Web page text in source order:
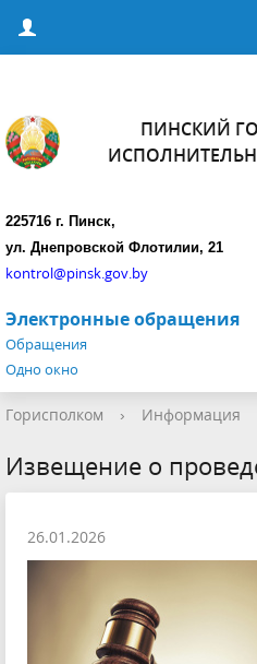
ПИНСКИЙ
225716 г. Пинск,
ул. Днепровской Флотилии, 21
kontrol@pinsk.gov.by
Электронные обращения
Обращения
Одно окно
Горисполком › Информация
Извещение о
26.01.2026